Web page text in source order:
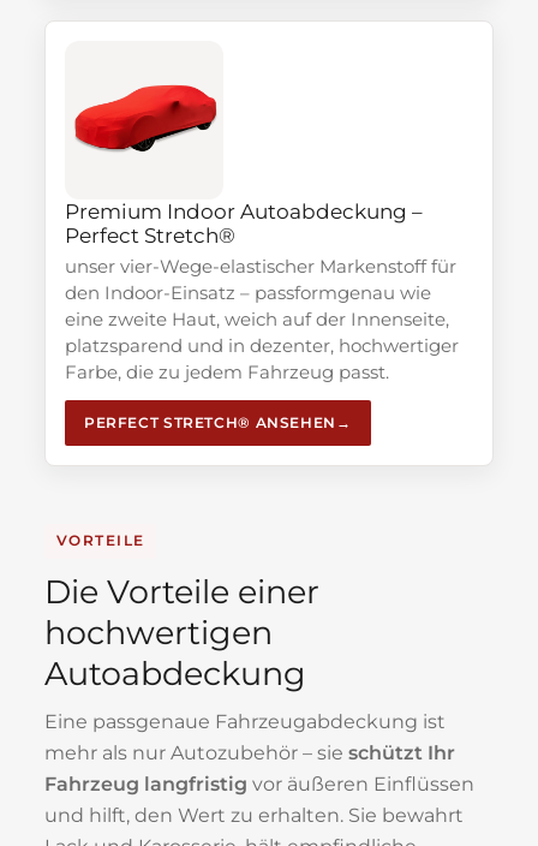
Premium Indoor Autoabdeckung –
Perfect Stretch®
unser vier-Wege-elastischer Markenstoff für
den Indoor-Einsatz – passformgenau wie
eine zweite Haut, weich auf der Innenseite,
platzsparend und in dezenter, hochwertiger
Farbe, die zu jedem Fahrzeug passt.
PERFECT STRETCH® ANSEHEN
VORTEILE
Die Vorteile einer
hochwertigen
Autoabdeckung
Eine passgenaue Fahrzeugabdeckung ist
mehr als nur Autozubehör – sie schützt Ihr
Fahrzeug langfristig vor äußeren Einflüssen
und hilft, den Wert zu erhalten. Sie bewahrt